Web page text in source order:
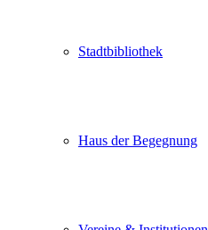
Stadtbibliothek
Haus der Begegnung